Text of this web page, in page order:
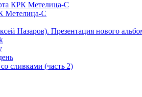
КРК Метелица-С
Метелица-С
Назаров). Презентация нового
сливками (часть 2)